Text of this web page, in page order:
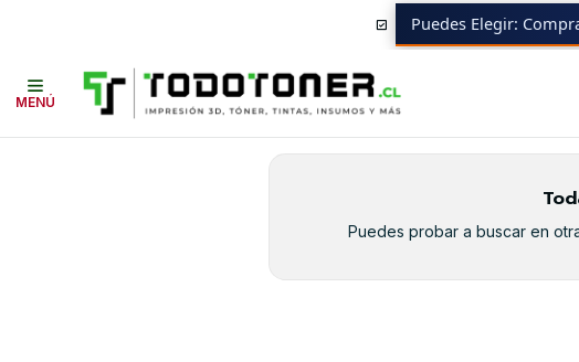
MENÚ
Puedes Elegir:
Equipos RICOH LD-120
Puedes probar a buscar en